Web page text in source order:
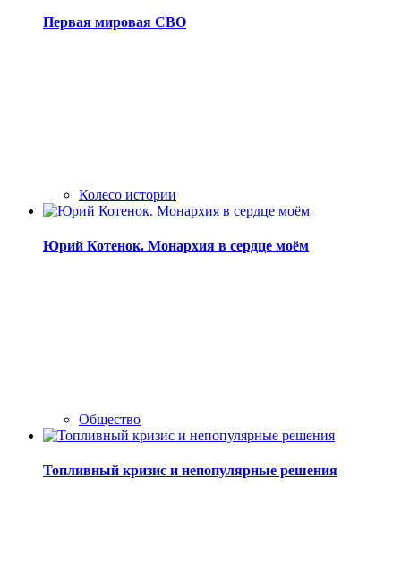
Первая мировая СВО
Колесо истории
Юрий Котенок. Монархия в сердце моём
Общество
Топливный кризис и непопулярные решения